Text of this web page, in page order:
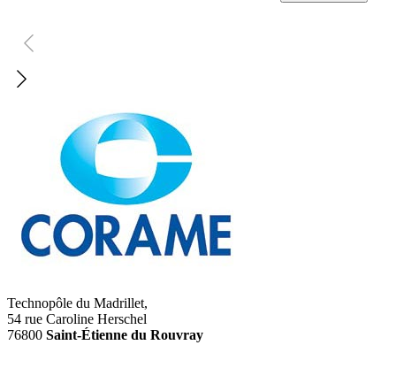
Technopôle du Madrillet,
54 rue Caroline Herschel
76800 Saint-Étienne du Rouvray